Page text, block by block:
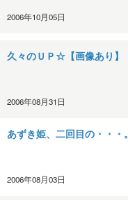
2006年10月05日
久々のＵＰ☆【画像あり】
2006年08月31日
あずき姫、二回目の・・・。
2006年08月03日